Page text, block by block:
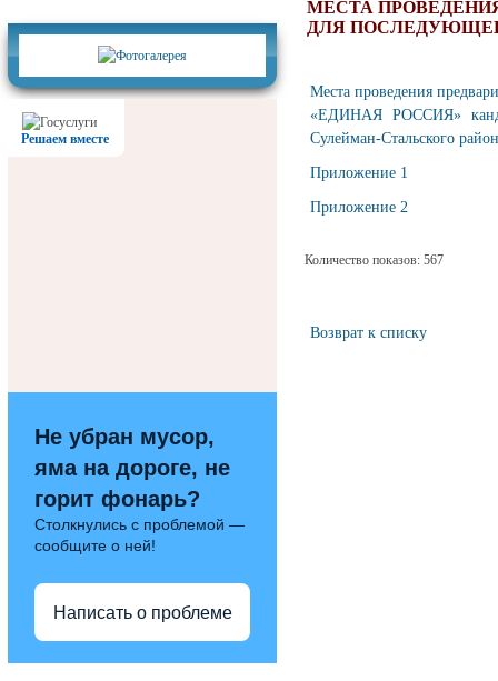
Решаем вместе
Не убран мусор,
яма на дороге, не
горит фонарь?
Столкнулись с проблемой —
сообщите о ней!
Написать о проблеме
МЕСТА
ДЛЯ
Места проведения
«ЕДИНАЯ РОССИЯ»
Сулейман-Стальского
Приложение 1
Приложение 2
Количество показов: 567
Возврат к списку